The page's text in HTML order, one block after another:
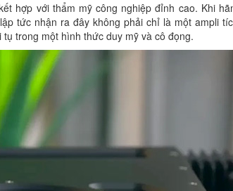
hợp với thẩm mỹ công nghiệp đỉnh cao. Khi
tức nhận ra đây không phải chỉ là một ampli
trong một hình thức duy mỹ và cô đọng.